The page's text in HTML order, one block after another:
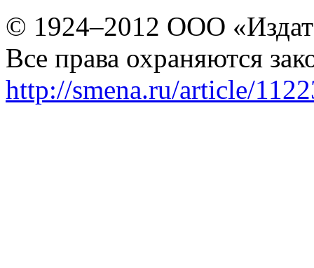
© 1924–2012 ООО
Все права охраняются
http://smena.ru/article/